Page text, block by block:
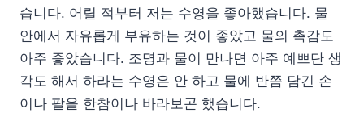
습니다. 어릴 적부터 저는 수영을 좋아했습니다. 물
안에서 자유롭게 부유하는 것이 좋았고 물의 촉감도
아주 좋았습니다. 조명과 물이 만나면 아주 예쁘단 생
각도 해서 하라는 수영은 안 하고 물에 반쯤 담긴 손
이나 팔을 한참이나 바라보곤 했습니다.